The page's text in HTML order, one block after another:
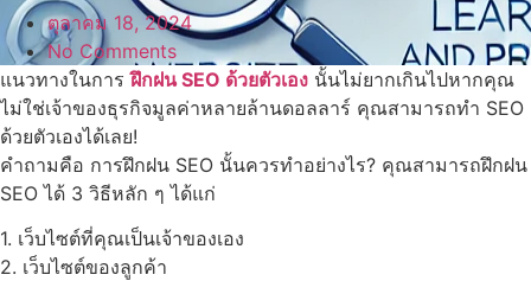
ตุลาคม 18, 2024
No Comments
แนวทางในการฝึกฝน SEO ด้วยตัวเอง นั้นไม่ยากเกินไปหากคุณ
ไม่ใช่เจ้าของธุรกิจมูลค่าหลายล้านดอลลาร์ คุณสามารถทำ SEO
ด้วยตัวเองได้เลย!
คำถามคือ การฝึกฝน SEO นั้นควรทำอย่างไร? คุณสามารถฝึกฝน
SEO ได้ 3 วิธีหลัก ๆ ได้แก่
1. เว็บไซต์ที่คุณเป็นเจ้าของเอง
2. เว็บไซต์ของลูกค้า